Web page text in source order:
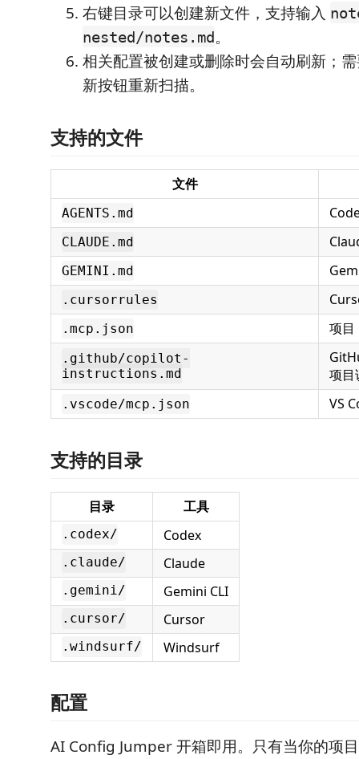
右键目录可以创建新文件，支持输入
nested/notes.md。
相关配置被创建或删除时会自动刷新；
新按钮重新扫描。
支持的文件
文件
AGENTS.md
CLAUDE.md
GEMINI.md
.cursorrules
.mcp.json 项目
.github/copilot-
instructions.md
项目
.vscode/mcp.json VS
支持的目录
目录 工具
.codex/ Codex
.claude/ Claude
.gemini/ Gemini CLI
.cursor/ Cursor
.windsurf/ Windsurf
配置
AI Config Jumper 开箱即用。只有当你的项